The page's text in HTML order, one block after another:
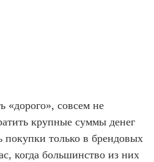
«дорого», совсем не
крупные суммы денег
покупки только в брендовых
когда большинство из них